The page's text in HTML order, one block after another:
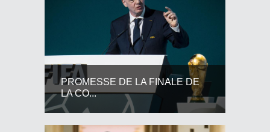
PROMESSE DE LA FINALE DE
LA CO...